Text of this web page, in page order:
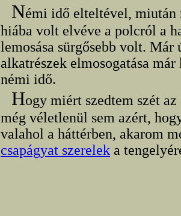
Némi idő elteltével, miután
hiába volt elvéve a polcról a
lemosása sürgősebb volt.
alkatrészek elmosogatása
némi idő.
Hogy miért szedtem szét
még véletlenül sem azért,
valahol a háttérben, akarom
csapágyat szerelek a